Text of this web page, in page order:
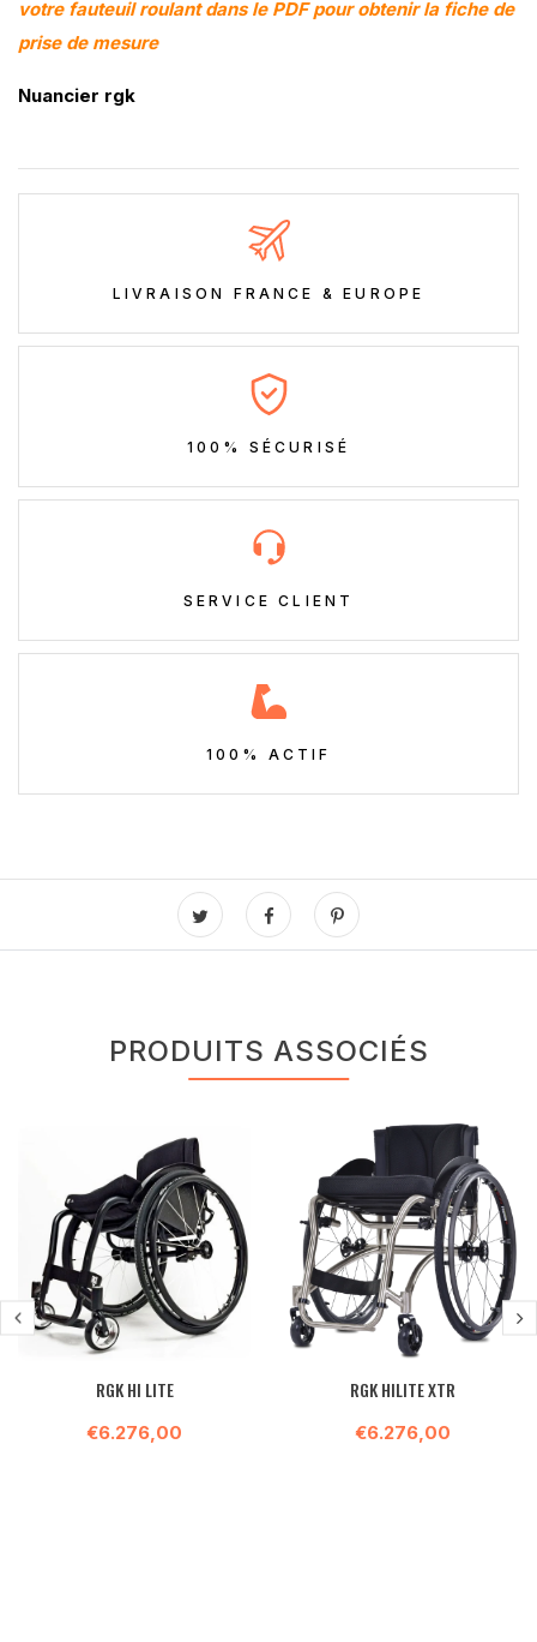
votre fauteuil roulant dans le PDF pour obtenir la fiche de
prise de mesure
Nuancier rgk
LIVRAISON FRANCE & EUROPE
100% SÉCURISÉ
SERVICE CLIENT
100% ACTIF
PRODUITS ASSOCIÉS
RGK HI LITE
€6.276,00
RGK HILITE XTR
€6.276,00